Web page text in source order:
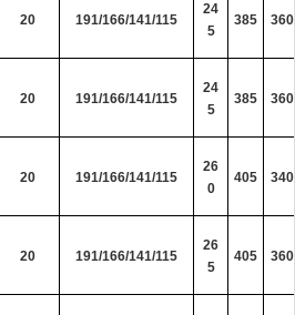
20 191/166/141/115
24
5
385 360
20 191/166/141/115
24
5
385 360
20 191/166/141/115
26
0
405 340
20 191/166/141/115
26
5
405 360